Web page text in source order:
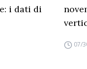
i dati di
07/